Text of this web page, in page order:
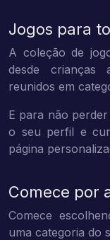
Jogos para
A coleção de
desde crianças
reunidos em
E para não
o seu perfil e
página
Comece por
Comece
uma categoria do